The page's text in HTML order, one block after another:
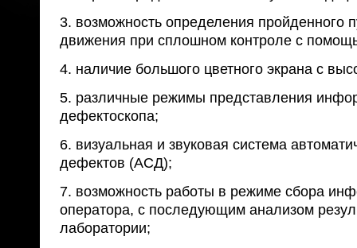
3. возможность определения пройденного
движения при сплошном контроле с
4. наличие большого цветного экрана с
5. различные режимы представления
дефектоскопа;
6. визуальная и звуковая система
дефектов (АСД);
7. возможность работы в режиме сбора
оператора, с последующим анализом
лаборатории;